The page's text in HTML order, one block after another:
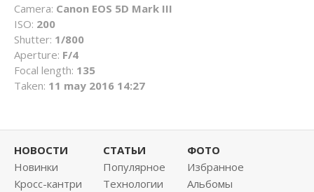
Camera: Canon EOS 5D Mark III
ISO: 200
Shutter: 1/800
Aperture: F/4
Focal length: 135
Taken: 11 may 2016 14:27
НОВОСТИ
Новинки
Кросс-кантри
СТАТЬИ
Популярное
Технологии
ФОТО
Избранное
Альбомы